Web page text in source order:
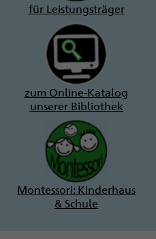
für Leistungsträger
zum Online-Katalog
unserer Bibliothek
Montessori: Kinderhaus
& Schule